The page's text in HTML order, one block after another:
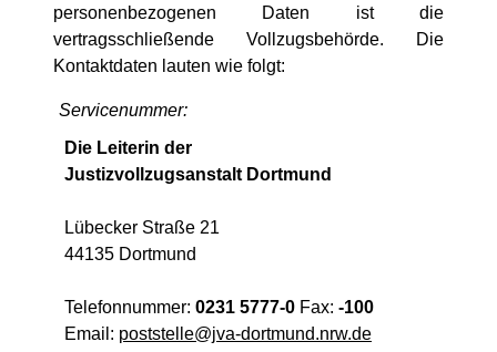
personenbezogenen Daten ist die
vertragsschließende Vollzugsbehörde. Die
Kontaktdaten lauten wie folgt:
Servicenummer:
Die Leiterin der
Justizvollzugsanstalt Dortmund
Lübecker Straße 21
44135 Dortmund
Telefonnummer: 0231 5777-0 Fax: -100
Email: poststelle@jva-dortmund.nrw.de